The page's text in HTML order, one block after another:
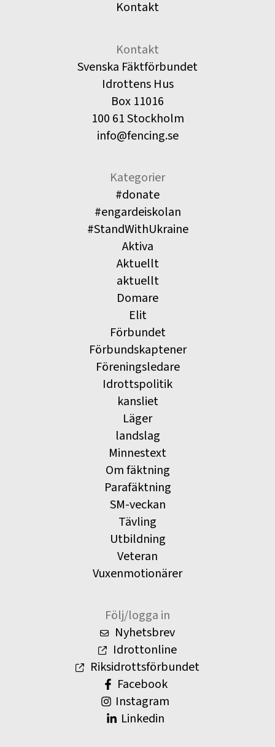
Kontakt
Kontakt
Svenska Fäktförbundet
Idrottens Hus
Box 11016
100 61 Stockholm
info@fencing.se
Kategorier
#donate
#engardeiskolan
#StandWithUkraine
Aktiva
Aktuellt
aktuellt
Domare
Elit
Förbundet
Förbundskaptener
Föreningsledare
Idrottspolitik
kansliet
Läger
landslag
Minnestext
Om fäktning
Parafäktning
SM-veckan
Tävling
Utbildning
Veteran
Vuxenmotionärer
Följ/logga in
Nyhetsbrev
Idrottonline
Riksidrottsförbundet
Facebook
Instagram
Linkedin